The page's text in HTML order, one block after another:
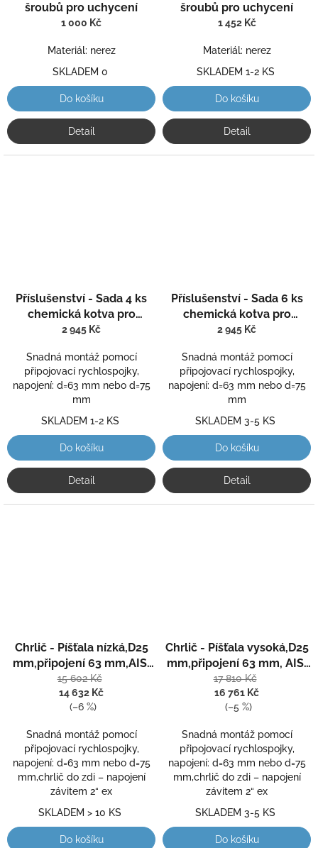
šroubů pro uchycení
1 000 Kč
Materiál: nerez
SKLADEM 0
Do košíku
Detail
šroubů pro uchycení
1 452 Kč
Materiál: nerez
SKLADEM 1-2 KS
Do košíku
Detail
Příslušenství - Sada 4 ks
chemická kotva pro
uchycení
2 945 Kč
Snadná montáž pomocí
připojovací rychlospojky,
napojení: d=63 mm nebo d=75
mm
SKLADEM 1-2 KS
Do košíku
Detail
Příslušenství - Sada 6 ks
chemická kotva pro
uchycení
2 945 Kč
Snadná montáž pomocí
připojovací rychlospojky,
napojení: d=63 mm nebo d=75
mm
SKLADEM 3-5 KS
Do košíku
Detail
Chrlič - Píšťala nízká,D25
mm,připojení 63 mm,AISI
316,proud nahoru
15 602 Kč
14 632 Kč
(–6 %)
Snadná montáž pomocí
připojovací rychlospojky,
napojení: d=63 mm nebo d=75
mm,chrlič do zdi – napojení
závitem 2“ ex
SKLADEM > 10 KS
Do košíku
Chrlič - Píšťala vysoká,D25
mm,připojení 63 mm, AISI
316,proud nahoru
17 810 Kč
16 761 Kč
(–5 %)
Snadná montáž pomocí
připojovací rychlospojky,
napojení: d=63 mm nebo d=75
mm,chrlič do zdi – napojení
závitem 2“ ex
SKLADEM 3-5 KS
Do košíku